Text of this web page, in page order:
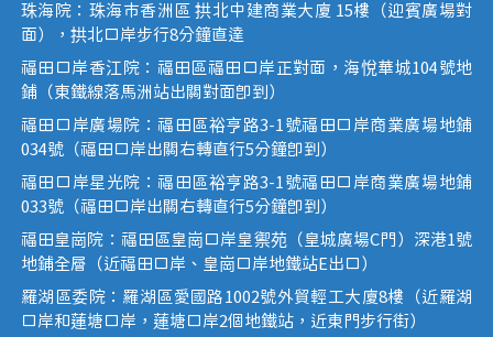
珠海院：珠海市香洲區 拱北中建商業大廈 15樓（迎賓廣場對
面），拱北口岸步行8分鐘直達
福田口岸香江院：福田區福田口岸正對面，海悅華城104號地
鋪（東鐵線落馬洲站出關對面即到）
福田口岸廣場院：福田區裕亨路3-1號福田口岸商業廣場地鋪
034號（福田口岸出關右轉直行5分鐘即到）
福田口岸星光院：福田區裕亨路3-1號福田口岸商業廣場地鋪
033號（福田口岸出關右轉直行5分鐘即到）
福田皇崗院：福田區皇崗口岸皇禦苑（皇城廣場C門）深港1號
地鋪全層（近福田口岸、皇崗口岸地鐵站E出口）
羅湖區委院：羅湖區愛國路1002號外貿輕工大廈8樓（近羅湖
口岸和蓮塘口岸，蓮塘口岸2個地鐵站，近東門步行街）